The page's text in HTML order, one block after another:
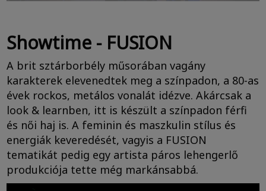
Showtime - FUSION
A brit sztárborbély műsorában vagány
karakterek elevenedtek meg a színpadon, a 80-as
évek rockos, metálos vonalát idézve. Akárcsak a
look & learnben, itt is készült a színpadon férfi
és női haj is. A feminin és maszkulin stílus és
energiák keveredését, vagyis a FUSION
tematikát pedig egy artista páros lehengerlő
produkciója tette még markánsabbá.